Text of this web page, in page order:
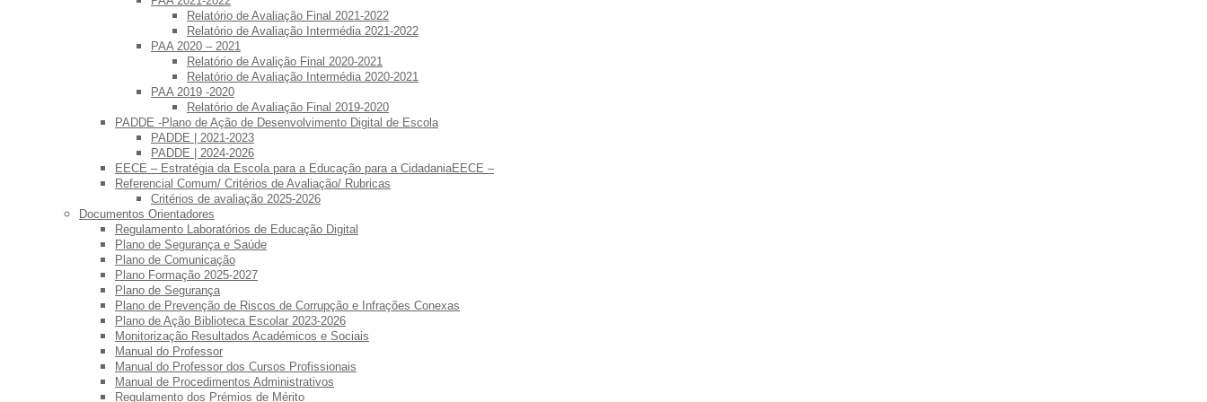
Relatório de Avaliação Final 2021-2022
Relatório de Avaliação Intermédia 2021-2022
PAA 2020 – 2021
Relatório de Avalição Final 2020-2021
Relatório de Avaliação Intermédia 2020-2021
PAA 2019 -2020
Relatório de Avaliação Final 2019-2020
PADDE -Plano de Ação de Desenvolvimento Digital de Escola
PADDE | 2021-2023
PADDE | 2024-2026
EECE – Estratégia da Escola para a Educação para a CidadaniaEECE –
Referencial Comum/ Critérios de Avaliação/ Rubricas
Critérios de avaliação 2025-2026
Documentos Orientadores
Regulamento Laboratórios de Educação Digital
Plano de Segurança e Saúde
Plano de Comunicação
Plano Formação 2025-2027
Plano de Segurança
Plano de Prevenção de Riscos de Corrupção e Infrações Conexas
Plano de Ação Biblioteca Escolar 2023-2026
Monitorização Resultados Académicos e Sociais
Manual do Professor
Manual do Professor dos Cursos Profissionais
Manual de Procedimentos Administrativos
Regulamento dos Prémios de Mérito